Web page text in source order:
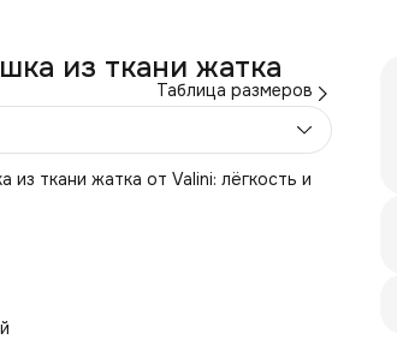
из ткани жатка
Таблица размеров
из ткани жатка от Valini: лёгкость и
фактурной ткани жатка — идеальный
с завязками спереди и
рядом добавит образу
летнее настроение.
рубашку:
пропускает воздух, не
и создаёт комфортный микроклимат.